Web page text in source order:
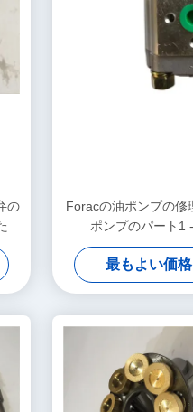
の
Foracの油ポンプの修
ポンプのパート1
最もよい価